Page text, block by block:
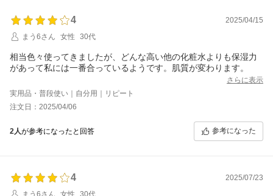
4
2025/04/15
まう6さん
女性 30代
相当色々使ってきましたが、どんな高い他の化粧水よりも保湿力
があって私には一番合っているようです。肌質が変わります。
さらに表示
実用品・普段使い｜自分用｜リピート
注文日：2025/04/06
2人が参考になったと回答 参考になった
4
2025/07/23
まう6さん
女性 30代